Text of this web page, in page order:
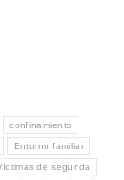
confinamiento
Entorno familiar
de segunda